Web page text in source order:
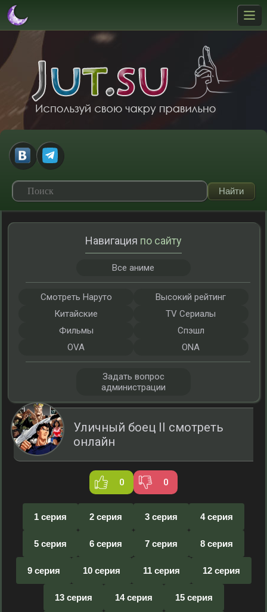
Уличный боец II смотреть
онлайн
0 0
1 серия 2 серия 3 серия 4 серия
5 серия 6 серия 7 серия 8 серия
9 серия 10 серия 11 серия 12 серия
13 серия 14 серия 15 серия
Навигация по сайту
Все аниме
Смотреть Наруто
Высокий рейтинг
Китайские
TV Сериалы
Фильмы
Спэшл
OVA
ONA
Задать вопрос
администрации